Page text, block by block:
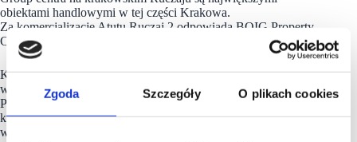
Zgoda Szczegóły O plikach cookies
obiektami handlowymi w tej części Krakowa.
Za komercjalizację Atutu Ruczaj 2 odpowiada BOIG Property
Consulting wraz z KG Group.
KG Group jest obecnie właścicielem 8 parków handlowych (5
w Krakowie, a także w podkrakowskich Węgrzcach,
Pruszkowie i Bełchatowie. W najbliższych tygodniach
krakowski inwestor zamierza otworzyć kolejne 3 obiekty – 2
w Krakowie przy ul. Galicyjskiej oraz w Suchej Beskidzkiej.